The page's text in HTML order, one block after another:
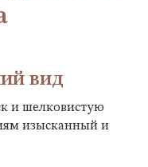
вид
и шелковистую
изысканный и